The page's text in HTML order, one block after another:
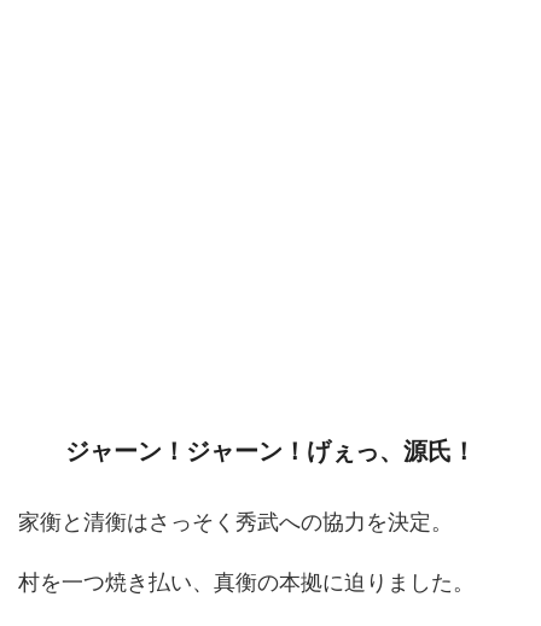
ジャーン！ジャーン！げぇっ、源氏！
家衡と清衡はさっそく秀武への協力を決定。
村を一つ焼き払い、真衡の本拠に迫りました。